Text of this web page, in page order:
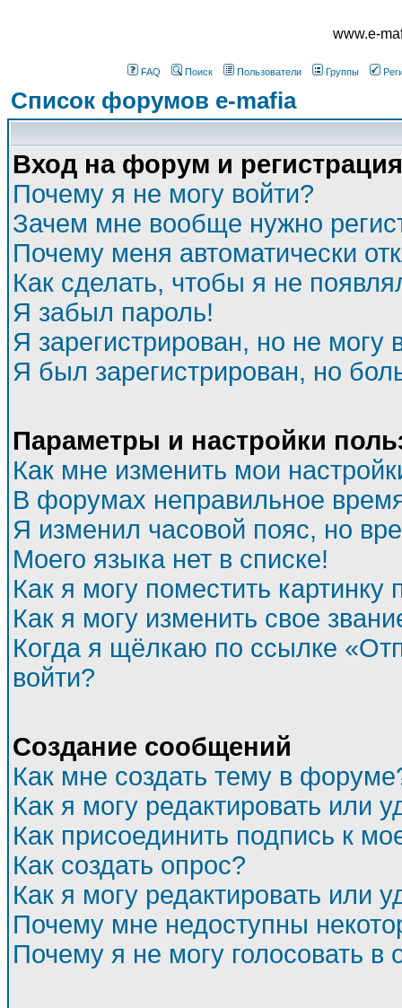
www.e-
FAQ Поиск Пользователи Группы
Список форумов e-mafia
Вход на форум и регистрация
Почему я не могу войти?
Зачем мне вообще нужно
Почему меня автоматически
Как сделать, чтобы я не
Я забыл пароль!
Я зарегистрирован, но не могу
Я был зарегистрирован, но
Параметры и настройки
Как мне изменить мои
В форумах неправильное
Я изменил часовой пояс, но
Моего языка нет в списке!
Как я могу поместить
Как я могу изменить свое
Когда я щёлкаю по ссылке
войти?
Создание сообщений
Как мне создать тему в
Как я могу редактировать или
Как присоединить подпись к
Как создать опрос?
Как я могу редактировать или
Почему мне недоступны
Почему я не могу голосовать в